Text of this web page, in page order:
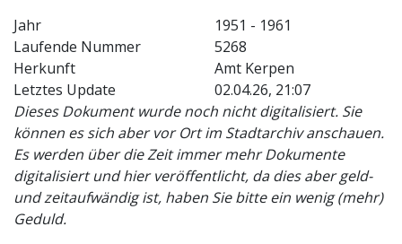
Jahr
1951 - 1961
Laufende Nummer
5268
Herkunft
Amt Kerpen
Letztes Update
02.04.26, 21:07
Dieses Dokument wurde noch nicht digitalisiert. Sie
können es sich aber vor Ort im Stadtarchiv anschauen.
Es werden über die Zeit immer mehr Dokumente
digitalisiert und hier veröffentlicht, da dies aber geld-
und zeitaufwändig ist, haben Sie bitte ein wenig (mehr)
Geduld.